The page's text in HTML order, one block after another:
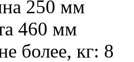
250 мм
460 мм
более, кг: 8